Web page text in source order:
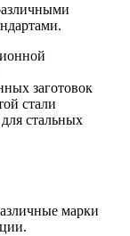
заготовок
стали
стальных
марки